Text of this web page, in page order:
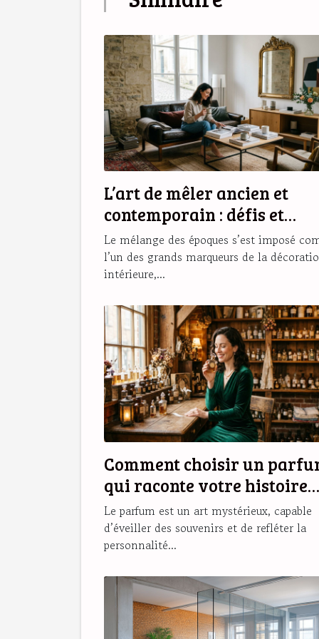
L’art de mêler ancien et
contemporain : défis et
secrets d’une déco réussie
Le mélange des époques s’est imposé
l’un des grands marqueurs de la
intérieure,...
Comment choisir un
qui raconte votre histoire
personnelle ?
Le parfum est un art mystérieux, capable
d’éveiller des souvenirs et de refléter la
personnalité...